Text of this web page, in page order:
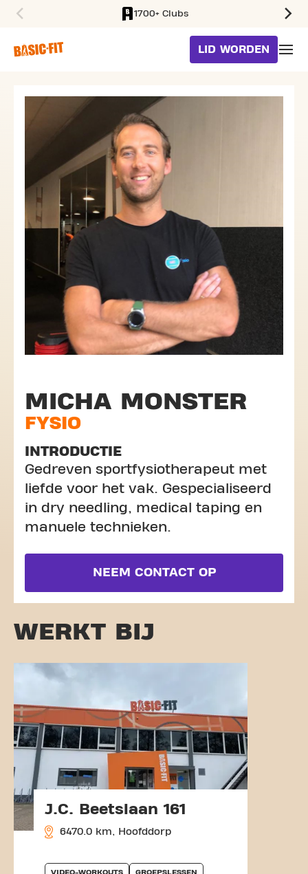
1700+ Clubs
LID WORDEN
MICHA MONSTER
FYSIO
INTRODUCTIE
Gedreven sportfysiotherapeut met
liefde voor het vak. Gespecialiseerd
in dry needling, medical taping en
manuele technieken.
NEEM CONTACT OP
WERKT BIJ
J.C. Beetslaan 161
6470.0 km, Hoofddorp
VIDEO-WORKOUTS GROEPSLESSEN